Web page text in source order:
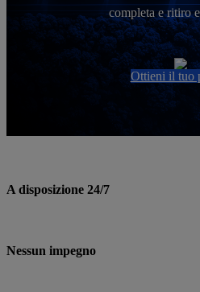
completa e ritiro
Ottieni il tuo
A disposizione 24/7
Nessun impegno